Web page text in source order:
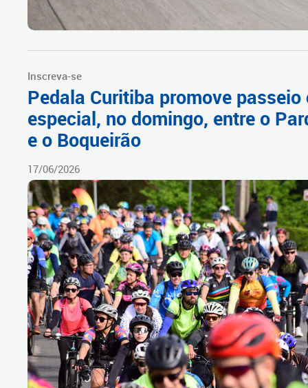
Inscreva-se
Pedala Curitiba promove
especial, no domingo, entre o
e o Boqueirão
17/06/2026